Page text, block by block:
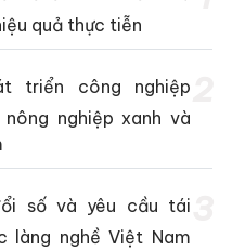
quả thực tiễn
triển công nghiệp
nghiệp xanh và
số và yêu cầu tái
nghề Việt Nam